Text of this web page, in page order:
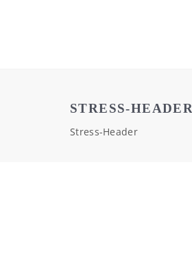
STRESS-HEADER
Stress-Header